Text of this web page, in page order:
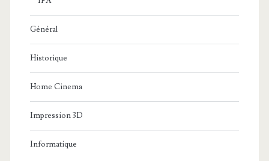
Général
Historique
Home Cinema
Impression 3D
Informatique